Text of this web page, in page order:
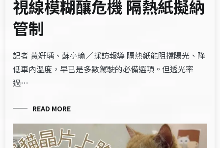
視線模糊釀危機 隔熱紙擬納
管制
記者 黃姸瑀、蘇亭瑜／採訪報導 隔熱紙能阻擋陽光、降
低車內溫度，早已是多數駕駛的必備選項。但透光率
過…
READ MORE